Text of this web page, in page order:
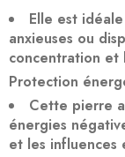
Elle est
anxieuses ou
concentration et
Protection
Cette pierre
énergies
et les influences